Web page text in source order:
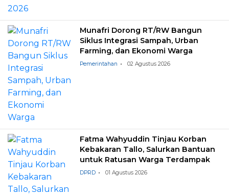
Munafri Dorong RT/RW Bangun
Siklus Integrasi Sampah, Urban
Farming, dan Ekonomi Warga
Pemerintahan 02 Agustus 2026
Fatma Wahyuddin Tinjau Korban
Kebakaran Tallo, Salurkan Bantuan
untuk Ratusan Warga Terdampak
DPRD 01 Agustus 2026